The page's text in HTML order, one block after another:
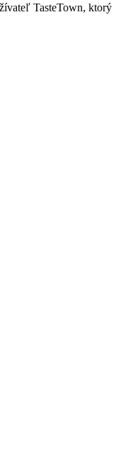
TasteTown, ktorý